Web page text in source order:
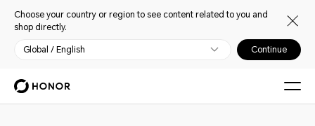
Choose your country or region to see content related to you and
shop directly.
Global / English Continue